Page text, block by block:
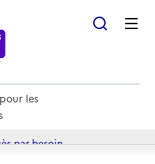
les
par besoin